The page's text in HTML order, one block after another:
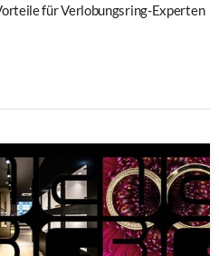
für Verlobungsring-Experten